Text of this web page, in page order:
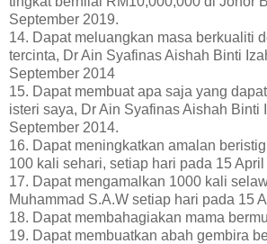
September 2019.
14. Dapat meluangkan masa berkualiti
tercinta, Dr Ain Syafinas Aishah Binti
September 2014
15. Dapat membuat apa saja yang
isteri saya, Dr Ain Syafinas Aishah Binti
September 2014.
16. Dapat meningkatkan amalan
100 kali sehari, setiap hari pada 15 April
17. Dapat mengamalkan 1000 kali
Muhammad S.A.W setiap hari pada 15
18. Dapat membahagiakan mama
19. Dapat membuatkan abah gembira